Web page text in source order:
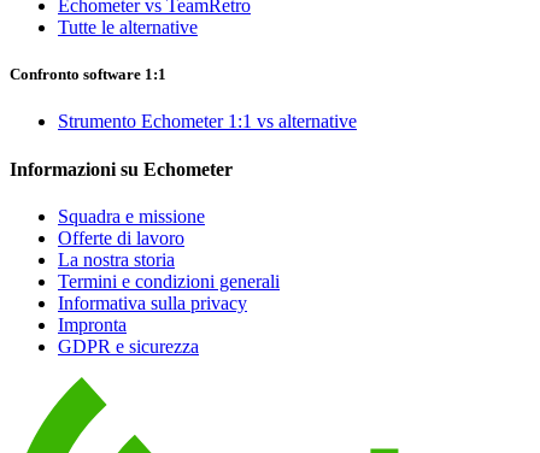
Echometer vs TeamRetro
Tutte le alternative
Confronto software 1:1
Strumento Echometer 1:1 vs alternative
Informazioni su Echometer
Squadra e missione
Offerte di lavoro
La nostra storia
Termini e condizioni generali
Informativa sulla privacy
Impronta
GDPR e sicurezza